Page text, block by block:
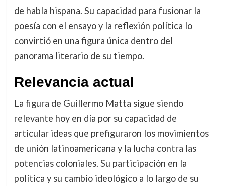
de habla hispana. Su capacidad para fusionar la
poesía con el ensayo y la reflexión política lo
convirtió en una figura única dentro del
panorama literario de su tiempo.
Relevancia actual
La figura de Guillermo Matta sigue siendo
relevante hoy en día por su capacidad de
articular ideas que prefiguraron los movimientos
de unión latinoamericana y la lucha contra las
potencias coloniales. Su participación en la
política y su cambio ideológico a lo largo de su